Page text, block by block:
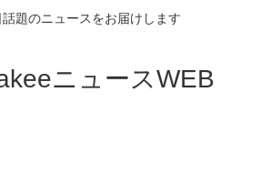
題のニュースをお届けします
ニュースWEB